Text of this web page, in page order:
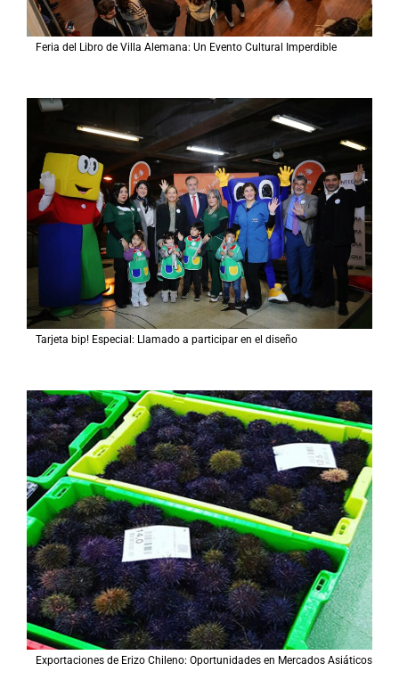
Feria del Libro de Villa Alemana: Un Evento Cultural Imperdible
Tarjeta bip! Especial: Llamado a participar en el diseño
Exportaciones de Erizo Chileno: Oportunidades en Mercados Asiáticos